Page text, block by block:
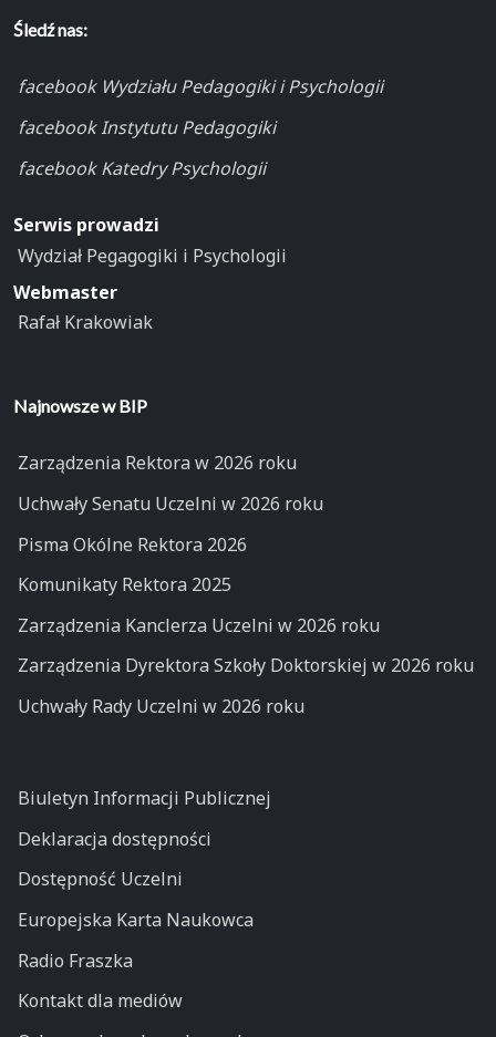
Śledź nas:
facebook Wydziału Pedagogiki i Psychologii
facebook Instytutu Pedagogiki
facebook Katedry Psychologii
Serwis prowadzi
Wydział Pegagogiki i Psychologii
Webmaster
Rafał Krakowiak
Najnowsze w BIP
Zarządzenia Rektora w 2026 roku
Uchwały Senatu Uczelni w 2026 roku
Pisma Okólne Rektora 2026
Komunikaty Rektora 2025
Zarządzenia Kanclerza Uczelni w 2026 roku
Zarządzenia Dyrektora Szkoły Doktorskiej w 2026 roku
Uchwały Rady Uczelni w 2026 roku
Biuletyn Informacji Publicznej
Deklaracja dostępności
Dostępność Uczelni
Europejska Karta Naukowca
Radio Fraszka
Kontakt dla mediów